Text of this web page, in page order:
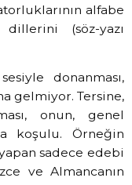
alfabe
(söz-yazı
donanması,
gelmiyor. Tersine,
onun, genel
koşulu. Örneğin
sadece edebi
ve Almancanın